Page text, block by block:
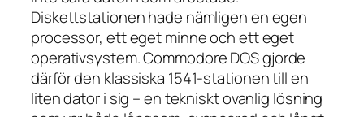
Diskettstationen hade nämligen en egen
processor, ett eget minne och ett eget
operativsystem. Commodore DOS gjorde
därför den klassiska 1541-stationen till en
liten dator i sig – en tekniskt ovanlig lösning